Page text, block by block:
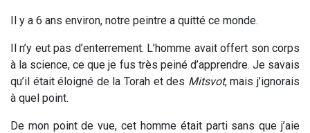
Il y a 6 ans environ, notre peintre a quitté ce monde.
Il n’y eut pas d’enterrement. L’homme avait offert son corps
à la science, ce que je fus très peiné d’apprendre. Je savais
qu’il était éloigné de la Torah et des Mitsvot, mais j’ignorais
à quel point.
De mon point de vue, cet homme était parti sans que j’aie